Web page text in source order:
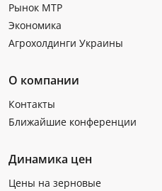
Рынок МТР
Экономика
Агрохолдинги Украины
О компании
Контакты
Ближайшие конференции
Динамика цен
Цены на зерновые